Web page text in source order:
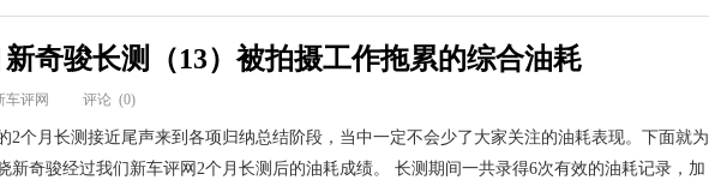
新奇骏长测（13）被拍摄工作拖累的综合油耗
车评网 评论 (0)
2个月长测接近尾声来到各项归纳总结阶段，当中一定不会少了大家关注的油耗表现。下面就为
新奇骏经过我们新车评网2个月长测后的油耗成绩。 长测期间一共录得6次有效的油耗记录，加